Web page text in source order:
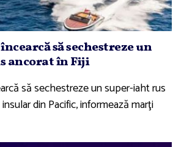
să sechestreze un
ancorat în Fiji
să sechestreze un super-iaht rus
din Pacific, informează marţi